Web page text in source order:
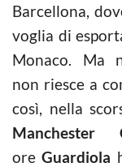
Barcellona,
voglia di
Monaco. Ma
non riesce a
così, nella
Manchester
oreGuardiola